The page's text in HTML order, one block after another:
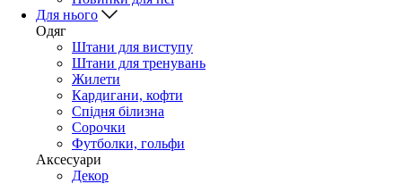
Для нього
Одяг
Штани для виступу
Штани для тренувань
Жилети
Кардигани, кофти
Спідня білизна
Сорочки
Футболки, гольфи
Аксесуари
Декор